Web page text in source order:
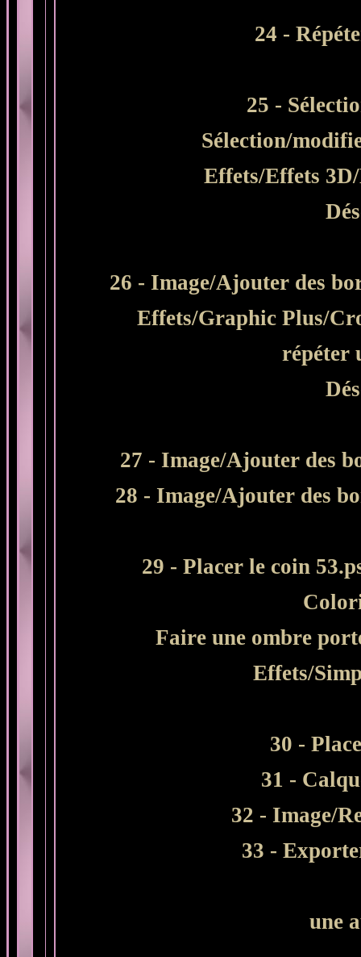
24 -
25 -
Sélection/
Effets/Effets
26 - Image/Ajouter des
Effets/Graphic Plus/
répéter
27 - Image/Ajouter des
28 - Image/Ajouter des
29 - Placer le coin
Faire une ombre
Effets/
30 -
31 -
32 - Image/
33 -
une